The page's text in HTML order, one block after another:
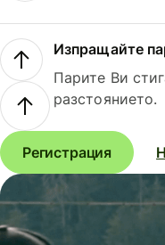
Изпращайте
Парите Ви
разстоянието.
Регистрация